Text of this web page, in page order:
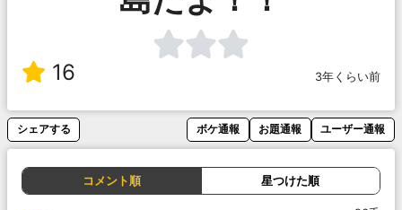
16 3年くらい前
シェアする ボケ通報 お題通報 ユーザー通報
コメント順 星つけた順